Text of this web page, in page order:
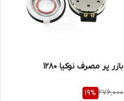
بازر پر مصرف نوکیا 1280
276,000
19%